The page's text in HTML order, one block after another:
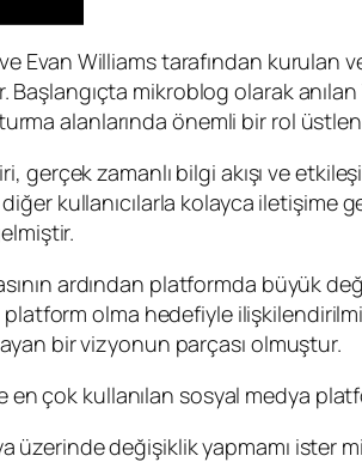
Evan Williams tarafından kurulan
mikroblog olarak
alanlarında önemli bir rol
zamanlı bilgi akışı ve
kullanıcılarla kolayca
ardından platformda büyük
olma hedefiyle
bir vizyonun parçası olmuştur.
çok kullanılan sosyal medya
üzerinde değişiklik yapmamı ister